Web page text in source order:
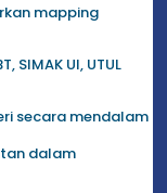
mapping
SIMAK UI, UTUL
secara mendalam
dalam